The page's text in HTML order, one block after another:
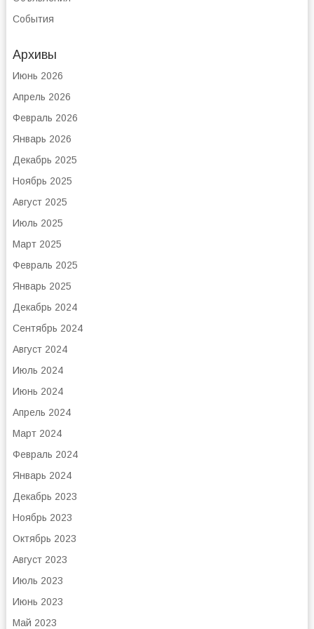
События
Архивы
Июнь 2026
Апрель 2026
Февраль 2026
Январь 2026
Декабрь 2025
Ноябрь 2025
Август 2025
Июль 2025
Март 2025
Февраль 2025
Январь 2025
Декабрь 2024
Сентябрь 2024
Август 2024
Июль 2024
Июнь 2024
Апрель 2024
Март 2024
Февраль 2024
Январь 2024
Декабрь 2023
Ноябрь 2023
Октябрь 2023
Август 2023
Июль 2023
Июнь 2023
Май 2023